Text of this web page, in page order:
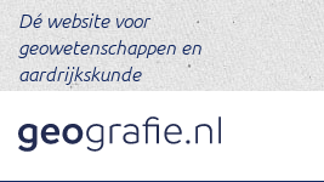
Dé website voor
geowetenschappen en
aardrijkskunde